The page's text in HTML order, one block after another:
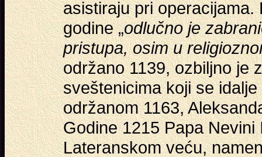
asistiraju pri
godine „odlučno je
pristupa, osim u
održano 1139, ozbiljno je
sveštenicima koji se
održanom 1163,
Godine 1215 Papa
Lateranskom veću,